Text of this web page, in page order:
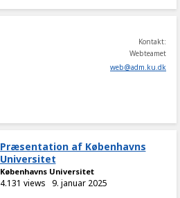
Kontakt:
Webteamet
web@adm.ku.dk
Præsentation af Københavns
Universitet
Københavns Universitet
4.131 views 9. januar 2025